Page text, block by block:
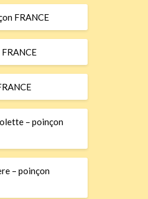
FRANCE
– poinçon
– poinçon